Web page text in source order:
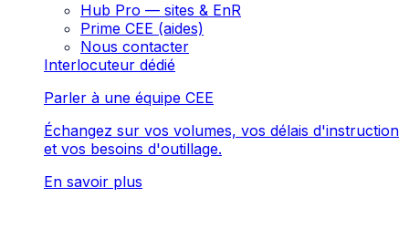
Hub Pro — sites & EnR
Prime CEE (aides)
Nous contacter
Interlocuteur dédié
Parler à une équipe CEE
Échangez sur vos volumes, vos délais d'instruction
et vos besoins d'outillage.
En savoir plus